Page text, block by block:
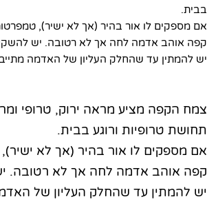
בבית.
אם מספקים לו אור בהיר (אך לא ישיר),
קפה אוהב אדמה לחה אך לא רטובה. יש
יש להמתין עד שהחלק העליון של האדמה
צמח הקפה מציע מראה ירוק, טרופי
תחושת טרופיות ורוגע בבית.
אם מספקים לו אור בהיר (אך לא
קפה אוהב אדמה לחה אך לא רטובה.
יש להמתין עד שהחלק העליון של